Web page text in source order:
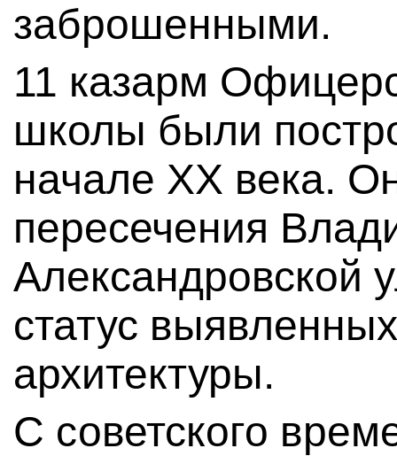
заброшенными.
11 казарм
школы были
начале XX века.
пересечения
Александровской
статус
архитектуры.
С советского